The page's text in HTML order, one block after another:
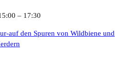
– 17:30
auf den Spuren von Wildbiene und